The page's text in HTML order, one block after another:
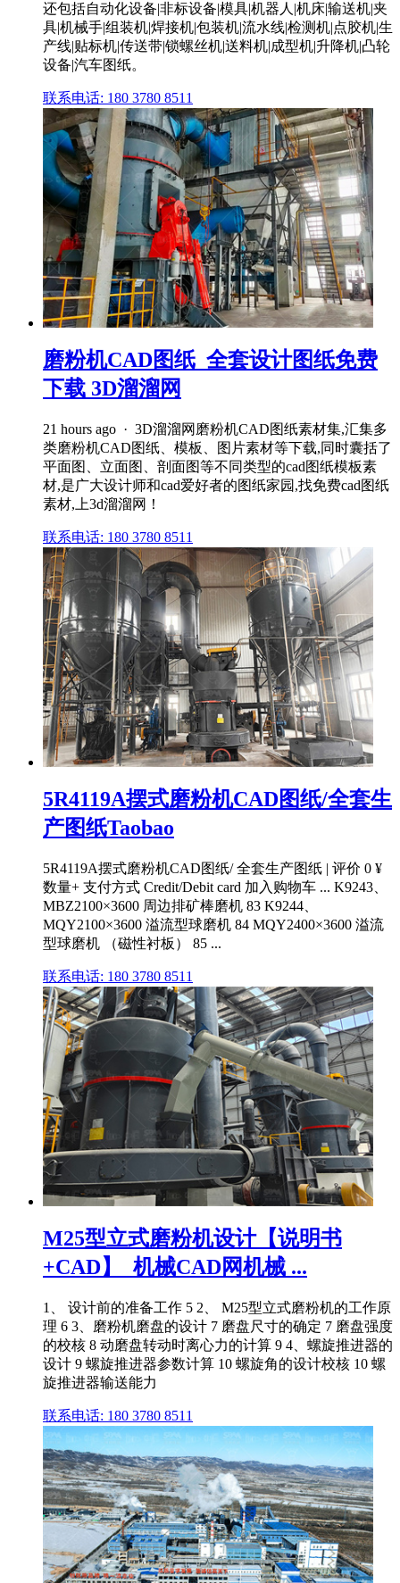
还包括自动化设备|非标设备|模具|机器人|机床|输送机|夹
具|机械手|组装机|焊接机|包装机|流水线|检测机|点胶机|生
产线|贴标机|传送带|锁螺丝机|送料机|成型机|升降机|凸轮
设备|汽车图纸。
联系电话: 180 3780 8511
磨粉机CAD图纸_全套设计图纸免费
下载 3D溜溜网
21 hours ago · 3D溜溜网磨粉机CAD图纸素材集,汇集多
类磨粉机CAD图纸、模板、图片素材等下载,同时囊括了
平面图、立面图、剖面图等不同类型的cad图纸模板素
材,是广大设计师和cad爱好者的图纸家园,找免费cad图纸
素材,上3d溜溜网！
联系电话: 180 3780 8511
5R4119A摆式磨粉机CAD图纸/全套生
产图纸Taobao
5R4119A摆式磨粉机CAD图纸/ 全套生产图纸 | 评价 0 ¥
数量+ 支付方式 Credit/Debit card 加入购物车 ... K9243、
MBZ2100×3600 周边排矿棒磨机 83 K9244、
MQY2100×3600 溢流型球磨机 84 MQY2400×3600 溢流
型球磨机 （磁性衬板） 85 ...
联系电话: 180 3780 8511
M25型立式磨粉机设计【说明书
+CAD】_机械CAD网机械 ...
1、 设计前的准备工作 5 2、 M25型立式磨粉机的工作原
理 6 3、磨粉机磨盘的设计 7 磨盘尺寸的确定 7 磨盘强度
的校核 8 动磨盘转动时离心力的计算 9 4、螺旋推进器的
设计 9 螺旋推进器参数计算 10 螺旋角的设计校核 10 螺
旋推进器输送能力
联系电话: 180 3780 8511